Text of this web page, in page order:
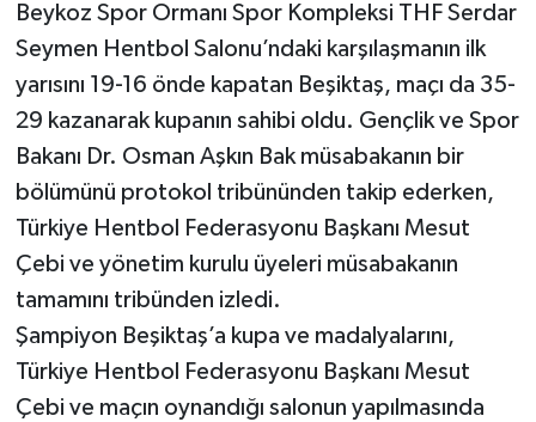
Beykoz Spor Ormanı Spor Kompleksi THF Serdar
Seymen Hentbol Salonu’ndaki karşılaşmanın ilk
yarısını 19-16 önde kapatan Beşiktaş, maçı da 35-
29 kazanarak kupanın sahibi oldu. Gençlik ve Spor
Bakanı Dr. Osman Aşkın Bak müsabakanın bir
bölümünü protokol tribününden takip ederken,
Türkiye Hentbol Federasyonu Başkanı Mesut
Çebi ve yönetim kurulu üyeleri müsabakanın
tamamını tribünden izledi.
Şampiyon Beşiktaş’a kupa ve madalyalarını,
Türkiye Hentbol Federasyonu Başkanı Mesut
Çebi ve maçın oynandığı salonun yapılmasında